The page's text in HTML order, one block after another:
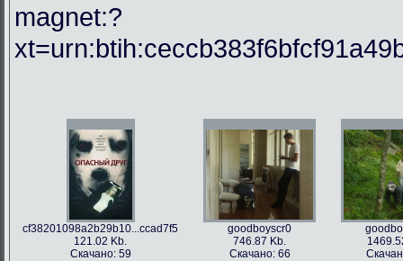
magnet:?
cf38201098a2b29b10...ccad7f5
121.02 Kb.
Скачано: 59
goodboyscr0
746.87 Kb.
Скачано: 66